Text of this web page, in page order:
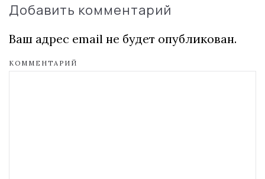
Добавить комментарий
Ваш адрес email не будет опубликован.
КОММЕНТАРИЙ